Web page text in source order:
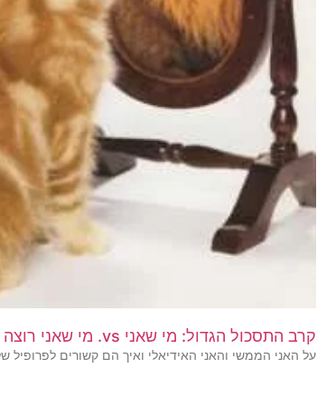
קרב התסכול הגדול: מי שאני vs. מי שאני רוצה להיות
על האני הממשי והאני האידיאלי ואיך הם קשורים לפרופיל